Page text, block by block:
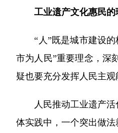
工业遗产文化惠民的
“人”既是城市建设的
市为人民”重要理念，深
疑也要充分发挥人民主观
人民推动工业遗产活化
体实践中，一个突出做